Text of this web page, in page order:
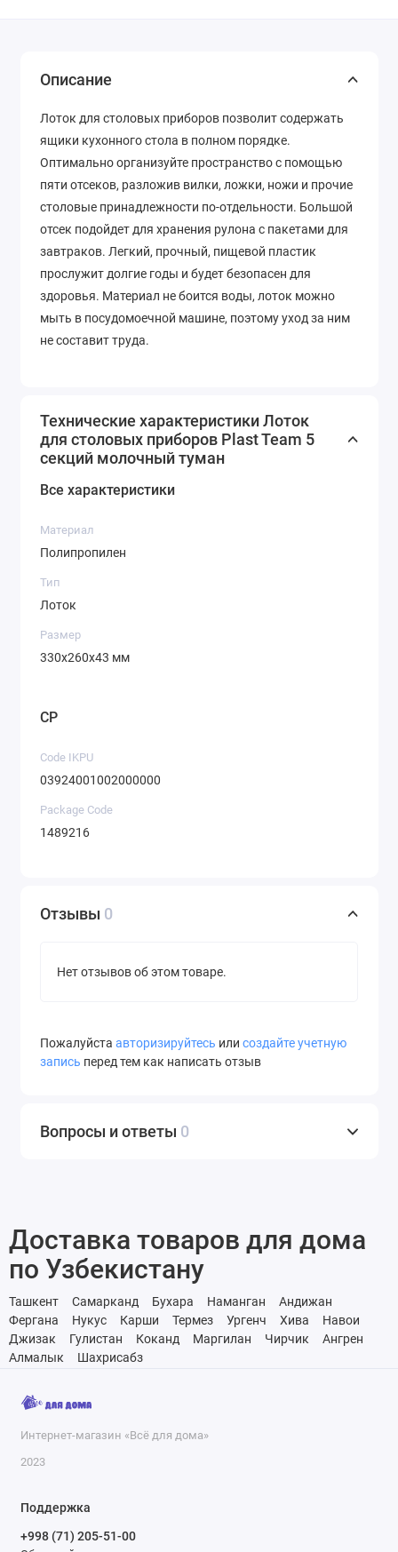
Описание
Лоток для столовых приборов позволит содержать
ящики кухонного стола в полном порядке.
Оптимально организуйте пространство с помощью
пяти отсеков, разложив вилки, ложки, ножи и прочие
столовые принадлежности по-отдельности. Большой
отсек подойдет для хранения рулона с пакетами для
завтраков. Легкий, прочный, пищевой пластик
прослужит долгие годы и будет безопасен для
здоровья. Материал не боится воды, лоток можно
мыть в посудомоечной машине, поэтому уход за ним
не составит труда.
Технические характеристики Лоток
для столовых приборов Plast Team 5
секций молочный туман
Все характеристики
Материал
Полипропилен
Тип
Лоток
Размер
330х260х43 мм
CP
Code IKPU
03924001002000000
Package Code
1489216
Отзывы 0
Нет отзывов об этом товаре.
Пожалуйста авторизируйтесь или создайте учетную
запись перед тем как написать отзыв
Вопросы и ответы 0
Доставка товаров для дома
по Узбекистану
Ташкент Самарканд Бухара Наманган
Андижан
Фергана
Нукус Карши Термез Ургенч Хива
Навои
Джизак
Гулистан Коканд Маргилан Чирчик
Ангрен
Алмалык
Шахрисабз
Интернет-магазин «Всё для дома»
2023
Поддержка
+998 (71) 205-51-00